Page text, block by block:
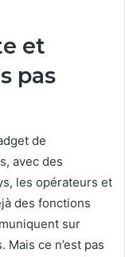
et
pas
de
avec des
les opérateurs et
des fonctions
sur
Mais ce n’est pas